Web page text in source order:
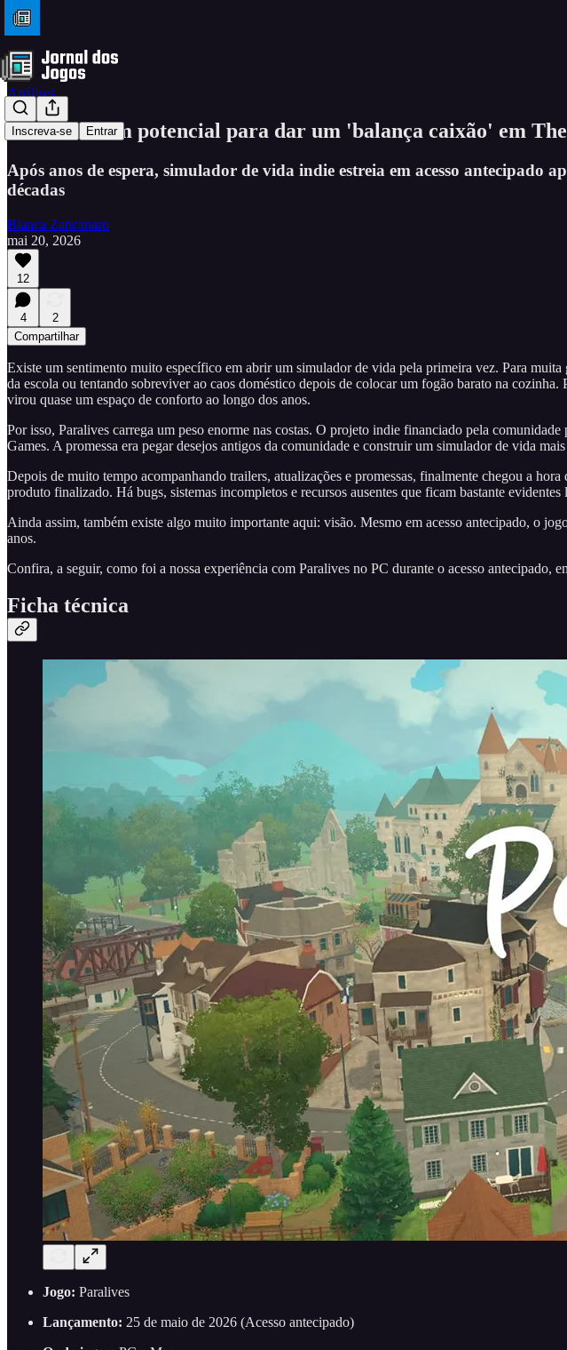
Inscreva-se Entrar
Análises
Paralives tem potencial para dar um 'balança caixão' em The
Após anos de espera, simulador de vida indie estreia em acesso antecipado
décadas
Bianca Zancanaro
mai 20, 2026
12
4
2
Compartilhar
Existe um sentimento muito específico em abrir um simulador de vida pela primeira vez. Para
da escola ou tentando sobreviver ao caos doméstico depois de colocar um fogão barato na
virou quase um espaço de conforto ao longo dos anos.
Por isso, Paralives carrega um peso enorme nas costas. O projeto indie financiado pela
Games. A promessa era pegar desejos antigos da comunidade e construir um simulador de vida
Depois de muito tempo acompanhando trailers, atualizações e promessas, finalmente chegou a
produto finalizado. Há bugs, sistemas incompletos e recursos ausentes que ficam bastante evidentes
Ainda assim, também existe algo muito importante aqui: visão. Mesmo em acesso antecipado, o
anos.
Confira, a seguir, como foi a nossa experiência com Paralives no PC durante o acesso antecipado,
Ficha técnica
Jogo: Paralives
Lançamento: 25 de maio de 2026 (Acesso antecipado)